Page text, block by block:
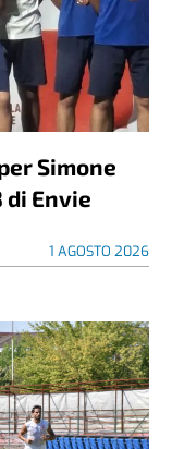
Simone
di Envie
1 AGOSTO 2026